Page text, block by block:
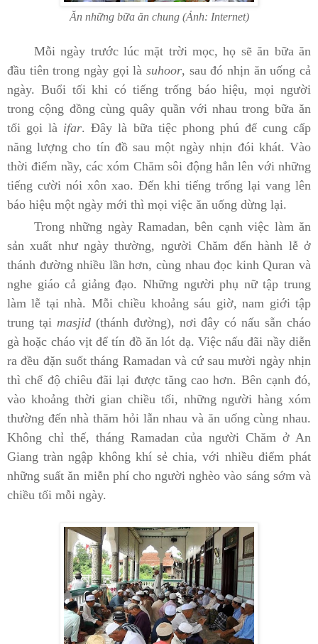
Ăn những bữa ăn chung (Ảnh: Internet)
Mỗi ngày trước lúc mặt trời mọc, họ sẽ ăn bữa ăn
đầu tiên trong ngày gọi là suhoor, sau đó nhịn ăn uống cả
ngày. Buổi tối khi có tiếng trống báo hiệu, mọi người
trong cộng đồng cùng quây quần với nhau trong bữa ăn
tối gọi là ifar. Đây là bữa tiệc phong phú để cung cấp
năng lượng cho tín đồ sau một ngày nhịn đói khát. Vào
thời điểm nầy, các xóm Chăm sôi động hẳn lên với những
tiếng cười nói xôn xao. Đến khi tiếng trống lại vang lên
báo hiệu một ngày mới thì mọi việc ăn uống dừng lại.
Trong những ngày Ramadan, bên cạnh việc làm ăn
sản xuất như ngày thường, người Chăm đến hành lễ ở
thánh đường nhiều lần hơn, cùng nhau đọc kinh Quran và
nghe giáo cả giảng đạo. Những người phụ nữ tập trung
làm lễ tại nhà. Mỗi chiều khoảng sáu giờ, nam giới tập
trung tại masjid (thánh đường), nơi đây có nấu sẵn cháo
gà hoặc cháo vịt để tín đồ ăn lót dạ. Việc nấu đãi nầy diễn
ra đều đặn suốt tháng Ramadan và cứ sau mười ngày nhịn
thì chế độ chiêu đãi lại được tăng cao hơn. Bên cạnh đó,
vào khoảng thời gian chiều tối, những người hàng xóm
thường đến nhà thăm hỏi lẫn nhau và ăn uống cùng nhau.
Không chỉ thế, tháng Ramadan của người Chăm ở An
Giang tràn ngập không khí sẻ chia, với nhiều điểm phát
những suất ăn miễn phí cho người nghèo vào sáng sớm và
chiều tối mỗi ngày.